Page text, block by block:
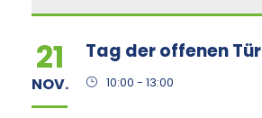
21
NOV.
Tag der offenen Tür
10:00 - 13:00